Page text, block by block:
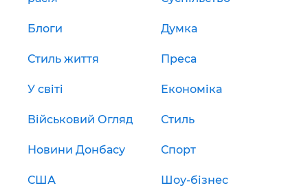
Блоги Думка
Стиль життя Преса
У світі Економіка
Військовий Огляд Стиль
Новини Донбасу Спорт
США Шоу-бізнес